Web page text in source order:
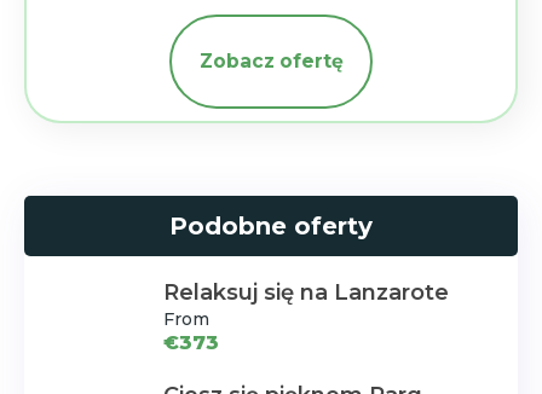
Zobacz ofertę
Podobne oferty
Relaksuj się na Lanzarote
From
€373